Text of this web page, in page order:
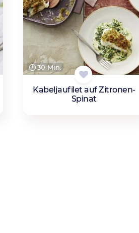
30 Min.
Kabeljaufilet auf Zitronen-
Spinat